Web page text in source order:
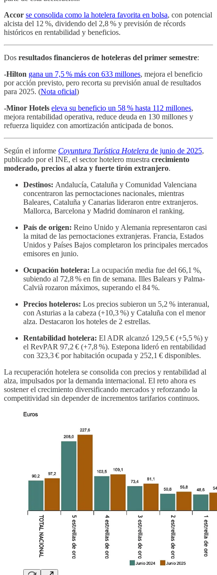
Accor se consolida como la hotelera favorita en bolsa, con potencial
alcista del 12 %, dividendo del 2,8 % y previsión de récords
históricos en rentabilidad y beneficios.
Dos resultados financieros de hoteleras del primer semestre:
-Hilton gana un 7,5 % más con 633 millones, mejora el beneficio
por acción previsto, pero recorta su previsión anual de resultados
para 2025. (Nota oficial)
-Minor Hotels eleva su beneficio un 58 % hasta 112 millones,
mejora rentabilidad operativa, reduce deuda en 130 millones y
refuerza liquidez con amortización anticipada de bonos.
Según el informe Coyuntura Turística Hotelera de junio de 2025,
publicado por el INE, el sector hotelero muestra crecimiento
moderado, precios al alza y fuerte tirón extranjero.
Destinos: Andalucía, Cataluña y Comunidad Valenciana
concentraron las pernoctaciones nacionales, mientras
Baleares, Cataluña y Canarias lideraron entre extranjeros.
Mallorca, Barcelona y Madrid dominaron el ranking.
País de origen: Reino Unido y Alemania representaron casi
la mitad de las pernoctaciones extranjeras. Francia, Estados
Unidos y Países Bajos completaron los principales mercados
emisores en junio.
Ocupación hotelera: La ocupación media fue del 66,1 %,
subiendo al 72,8 % en fin de semana. Illes Balears y Palma-
Calvià rozaron máximos, superando el 84 %.
Precios hoteleros: Los precios subieron un 5,2 % interanual,
con Asturias a la cabeza (+10,3 %) y Cataluña con el menor
alza. Destacaron los hoteles de 2 estrellas.
Rentabilidad hotelera: El ADR alcanzó 129,5 € (+5,5 %) y
el RevPAR 97,2 € (+7,8 %). Estepona lideró en rentabilidad
con 323,3 € por habitación ocupada y 252,1 € disponibles.
La recuperación hotelera se consolida con precios y rentabilidad al
alza, impulsados por la demanda internacional. El reto ahora es
sostener el crecimiento diversificando mercados y reforzando la
competitividad sin depender de incrementos tarifarios continuos.